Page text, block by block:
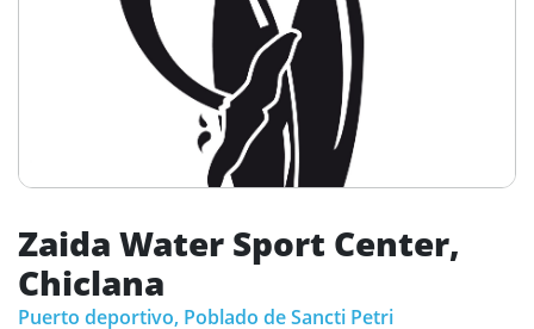
Zaida Water Sport Center,
Chiclana
Puerto deportivo, Poblado de Sancti Petri